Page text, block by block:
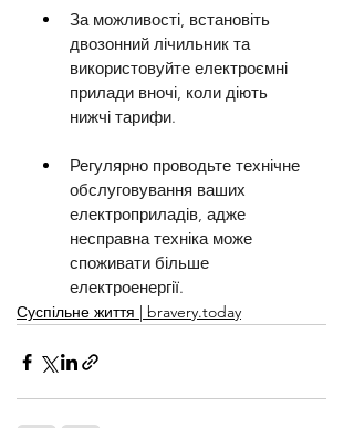
За можливості, встановіть
двозонний лічильник та
використовуйте електроємні
прилади вночі, коли діють
нижчі тарифи.
Регулярно проводьте технічне
обслуговування ваших
електроприладів, адже
несправна техніка може
споживати більше
електроенергії.
Суспільне життя | bravery.today